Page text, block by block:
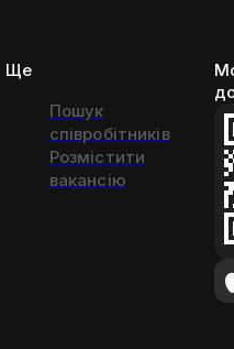
Ще
Пошук
співробітників
Розмістити
вакансію